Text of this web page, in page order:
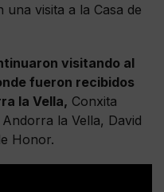
visita a la Casa de
visitando al
fueron recibidos
la Vella, Conxita
la Vella, David
Honor.